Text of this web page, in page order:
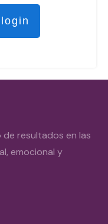
de resultados en las
emocional y